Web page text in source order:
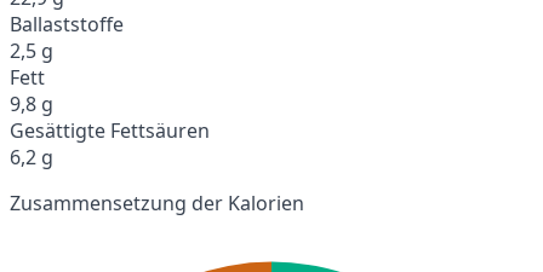
Ballaststoffe
2,5 g
Fett
9,8 g
Gesättigte Fettsäuren
6,2 g
Zusammensetzung der Kalorien